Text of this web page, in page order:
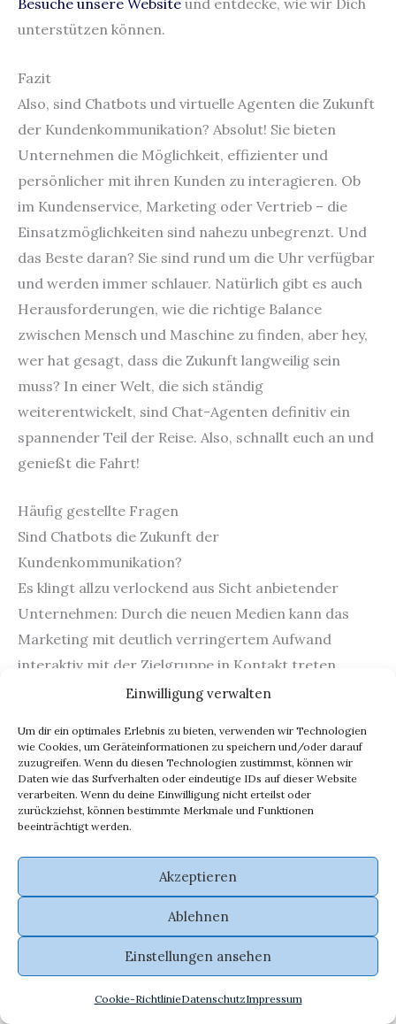
Einwilligung verwalten
Um dir ein optimales Erlebnis zu bieten, verwenden wir Technologien
wie Cookies, um Geräteinformationen zu speichern und/oder darauf
zuzugreifen. Wenn du diesen Technologien zustimmst, können wir
Daten wie das Surfverhalten oder eindeutige IDs auf dieser Website
verarbeiten. Wenn du deine Einwilligung nicht erteilst oder
zurückziehst, können bestimmte Merkmale und Funktionen
beeinträchtigt werden.
Akzeptieren
Ablehnen
Einstellungen ansehen
Cookie-RichtlinieDatenschutzImpressum
unterstützen können.
Fazit
Also, sind Chatbots und virtuelle Agenten die Zukunft
der Kundenkommunikation? Absolut! Sie bieten
Unternehmen die Möglichkeit, effizienter und
persönlicher mit ihren Kunden zu interagieren. Ob
im Kundenservice, Marketing oder Vertrieb – die
Einsatzmöglichkeiten sind nahezu unbegrenzt. Und
das Beste daran? Sie sind rund um die Uhr verfügbar
und werden immer schlauer. Natürlich gibt es auch
Herausforderungen, wie die richtige Balance
zwischen Mensch und Maschine zu finden, aber hey,
wer hat gesagt, dass die Zukunft langweilig sein
muss? In einer Welt, die sich ständig
weiterentwickelt, sind Chat-Agenten definitiv ein
spannender Teil der Reise. Also, schnallt euch an und
genießt die Fahrt!
Häufig gestellte Fragen
Sind Chatbots die Zukunft der
Kundenkommunikation?
Es klingt allzu verlockend aus Sicht anbietender
Unternehmen: Durch die neuen Medien kann das
Marketing mit deutlich verringertem Aufwand
interaktiv mit der Zielgruppe in Kontakt treten.
Unmittelbar können sich Konsument und Anbieter
Wie kommuniziert der Handel der Zukunft?
Veränderte Kundenbedürfnisse, Produktvielfalt und
Saisonalität, aber auch steigender Wettbewerb und
Chat-, Schreibbot und Sprachassistent für die
Kundenkommunikation attraktiv.
Welche Vorteile bieten Conversational Agents im
Conversational Agents revolutionieren den